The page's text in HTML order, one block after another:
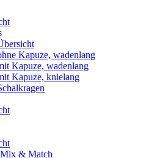
Kapuze, wadenlang
Kapuze, wadenlang
Kapuze, knielang
& Match